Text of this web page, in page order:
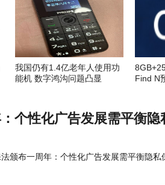
我国仍有1.4亿老年人使用功
能机 数字鸿沟问题凸显
Find N
个性化广告发展需平衡隐
颁布一周年：个性化广告发展需平衡隐私